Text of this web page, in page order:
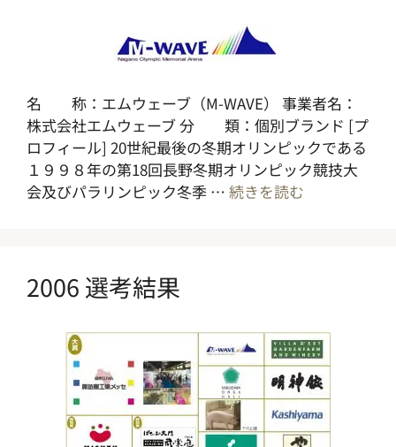
名 称：エムウェーブ（M-WAVE） 事業者名：
株式会社エムウェーブ 分 類：個別ブランド [プ
ロフィール] 20世紀最後の冬期オリンピックである
１９９８年の第18回長野冬期オリンピック競技大
会及びパラリンピック冬季 … 続きを読む
2006 選考結果